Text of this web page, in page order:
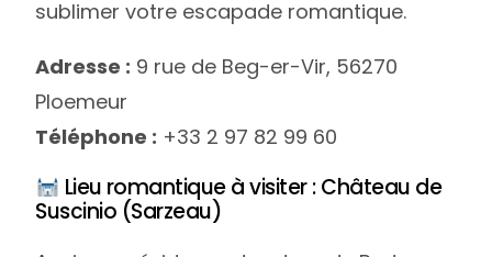
sublimer votre escapade romantique.
Adresse : 9 rue de Beg-er-Vir, 56270
Ploemeur
Téléphone : +33 2 97 82 99 60
Lieu romantique à visiter : Château de
Suscinio (Sarzeau)